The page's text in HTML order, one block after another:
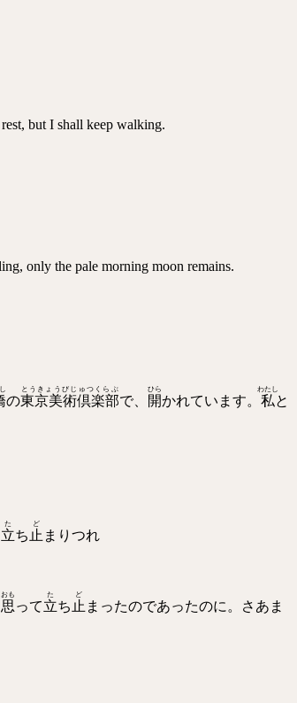
but I shall keep walking.
only the pale morning moon remains.
の東京美術倶楽部
とうきょうびじゅつくらぶ
で、 開
ひら
かれています。 私
わたし
と
立
た
ち 止
ど
まりつれ
思
おも
って立
た
ち 止
ど
まったのであったのに。さあま